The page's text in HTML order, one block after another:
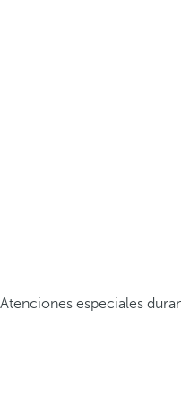
Atenciones especiales